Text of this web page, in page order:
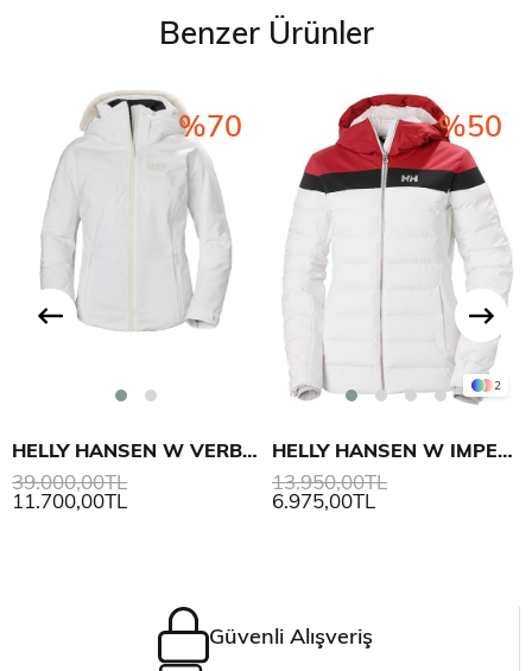
Benzer Ürünler
HELLY HANSEN W VERBIER INFINITY MONT
11.700,00TL
39.000,00TL
%70
2
HELLY HANSEN W IMPERIAL PUFFY MONT
6.975,00TL
13.950,00TL
%50
Güvenli Alışveriş